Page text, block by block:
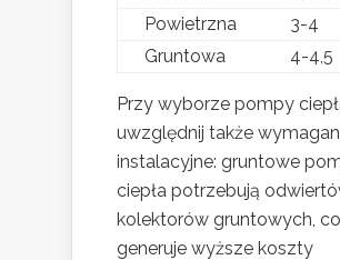
Powietrzna
3-4
Gruntowa
4-4,5
Przy wyborze pompy
uwzględnij także
instalacyjne: gruntowe
ciepła potrzebują
kolektorów gruntowych, co
generuje wyższe koszty